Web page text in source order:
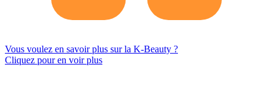
Vous voulez en savoir plus sur la K-Beauty ?
Cliquez pour en voir plus